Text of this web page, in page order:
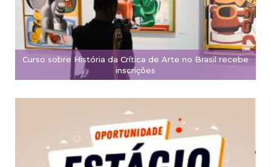
Curso sobre História da Crítica de Arte no Brasil recebe
inscrições